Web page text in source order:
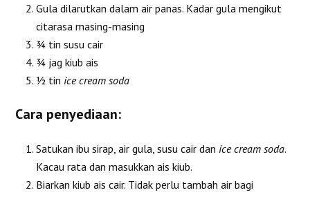
Gula dilarutkan dalam air panas. Kadar gula mengikut
citarasa masing-masing
¾ tin susu cair
¾ jag kiub ais
½ tin ice cream soda
Cara penyediaan:
Satukan ibu sirap, air gula, susu cair dan ice cream soda.
Kacau rata dan masukkan ais kiub.
Biarkan kiub ais cair. Tidak perlu tambah air bagi